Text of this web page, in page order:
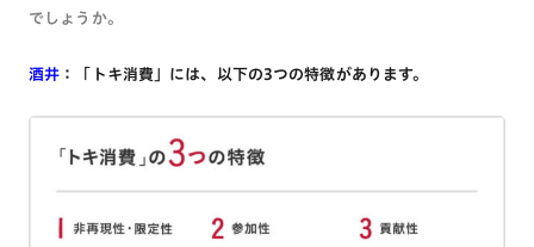
でしょうか。
酒井 ：「トキ消費」には、以下の3つの特徴があります。